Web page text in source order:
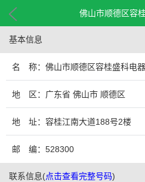
佛山市顺德区容
基本信息
名 称：佛山市顺德区容桂盛科电
地 区：广东省 佛山市 顺德区
地 址：容桂江南大道188号2楼
邮 编：528300
联系信息(点击查看完整号码)